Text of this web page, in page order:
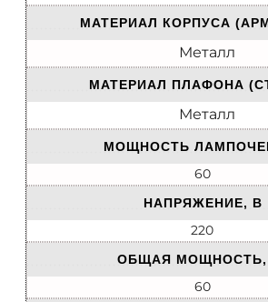
МАТЕРИАЛ КОРПУСА
Металл
МАТЕРИАЛ ПЛАФОНА
Металл
МОЩНОСТЬ
60
НАПРЯЖЕНИЕ, В
220
ОБЩАЯ МОЩНОСТЬ,
60